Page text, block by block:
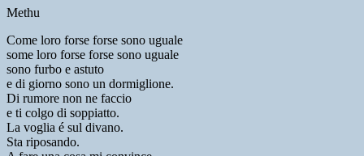
Methu
Come loro forse forse sono uguale
some loro forse forse sono uguale
sono furbo e astuto
e di giorno sono un dormiglione.
Di rumore non ne faccio
e ti colgo di soppiatto.
La voglia é sul divano.
Sta riposando.